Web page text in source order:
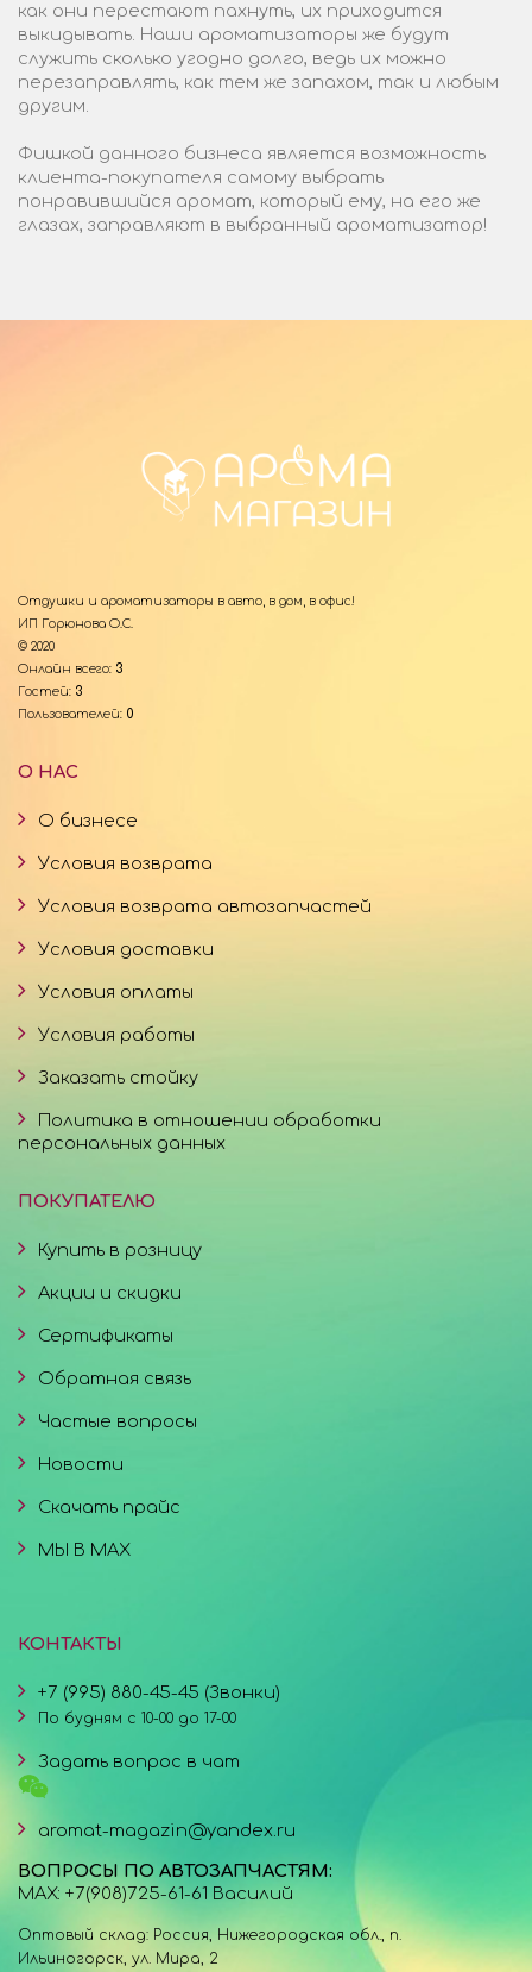
как они перестают пахнуть, их приходится
выкидывать. Наши ароматизаторы же будут
служить сколько угодно долго, ведь их можно
перезаправлять, как тем же запахом, так и любым
другим.
Фишкой данного бизнеса является возможность
клиента-покупателя самому выбрать
понравившийся аромат, который ему, на его же
глазах, заправляют в выбранный ароматизатор!
Отдушки и ароматизаторы в авто, в дом, в офис!
ИП Горюнова О.С.
© 2020
Онлайн всего: 3
Гостей: 3
Пользователей: 0
О НАС
О бизнесе
Условия возврата
Условия возврата автозапчастей
Условия доставки
Условия оплаты
Условия работы
Заказать стойку
Политика в отношении обработки
персональных данных
ПОКУПАТЕЛЮ
Купить в розницу
Акции и скидки
Сертификаты
Обратная связь
Частые вопросы
Новости
Скачать прайс
МЫ В MAX
КОНТАКТЫ
+7 (995) 880-45-45 (Звонки)
По будням с 10-00 до 17-00
Задать вопрос в чат
aromat-magazin@yandex.ru
ВОПРОСЫ ПО АВТОЗАПЧАСТЯМ:
MAX: +7(908)725-61-61 Василий
Оптовый склад: Россия, Нижегородская обл., п.
Ильиногорск, ул. Мира, 2